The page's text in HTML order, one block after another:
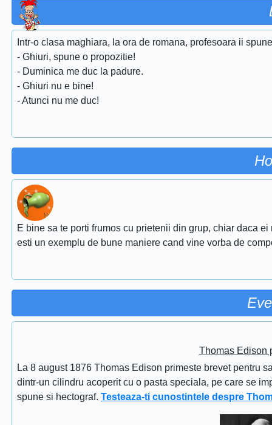
Intr-o clasa maghiara, la ora de romana, profesoara ii
- Ghiuri, spune o propozitie!
- Duminica me duc la padure.
- Ghiuri nu e bine!
- Atunci nu me duc!
E bine sa te porti frumos cu prietenii din grup, chiar daca
esti un exemplu de bune maniere cand vine vorba de
Thomas Edison
La 8 august 1876 Thomas Edison primeste brevet pentru
dintr-un cilindru acoperit cu o pasta speciala, pe care se
spune si hectograf. Testeaza-ti cunostintele despre